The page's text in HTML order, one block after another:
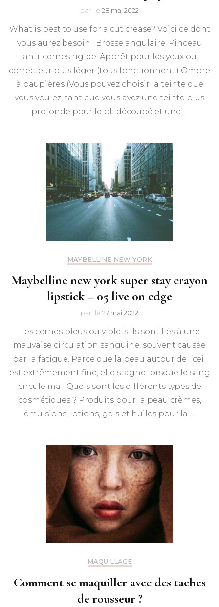
par le 28 mai 2022
What is best to use for a cut crease? Voici ce dont
vous aurez besoin : Brosse angulaire. Pinceau
anti-cernes rigide. Apprêt pour les yeux ou
correcteur plus léger (tous fonctionnent.) Ombre
à paupières (Vous pouvez choisir la teinte que
vous voulez, tant que vous avez une teinte plus
profonde pour le pli découpé et une …
MAYBELLINE NEW YORK
Maybelline new york super stay crayon
lipstick – 05 live on edge
par le 27 mai 2022
Les cernes bleus ou violets Ils sont liés à une
mauvaise circulation sanguine, souvent causée
par la fatigue. Parce que la peau autour de l’œil
est extrêmement fine, elle stagne lorsque le sang
circule mal. Quels sont les différents types de
cosmétiques ? Produits pour la peau crèmes,
émulsions, lotions, gels et huiles pour la …
MAQUILLAGE
Comment se maquiller avec des taches
de rousseur ?